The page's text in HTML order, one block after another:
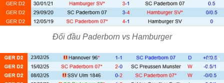
Đối đầu Paderborn vs Hamburger